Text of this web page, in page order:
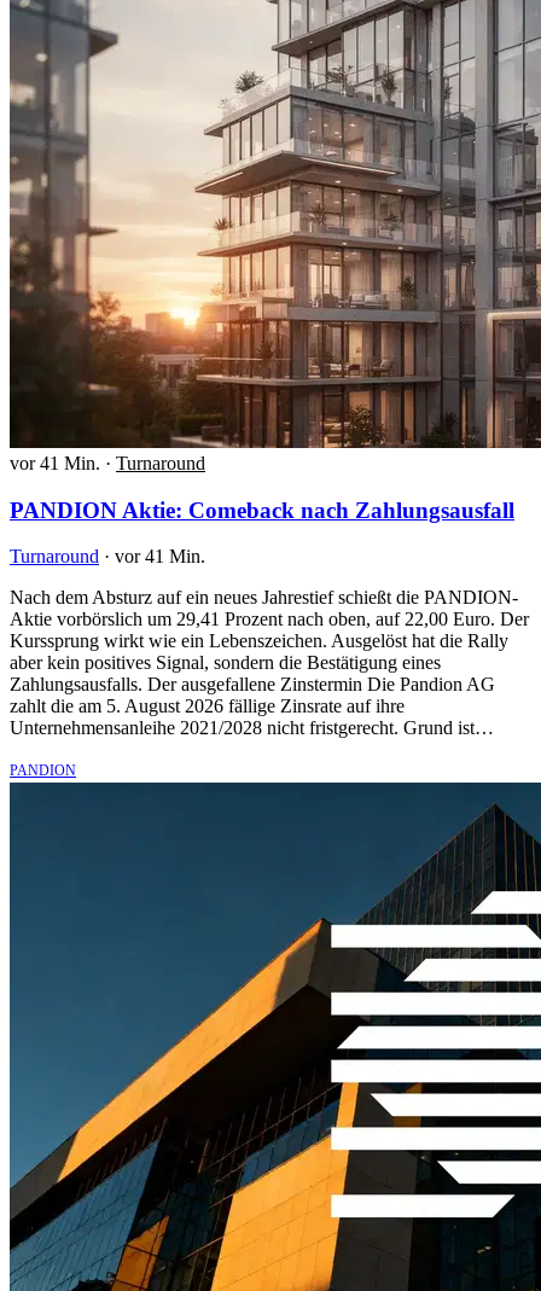
vor 41 Min. · Turnaround
PANDION Aktie: Comeback nach Zahlungsausfall
Turnaround · vor 41 Min.
Nach dem Absturz auf ein neues Jahrestief schießt die PANDION-
Aktie vorbörslich um 29,41 Prozent nach oben, auf 22,00 Euro. Der
Kurssprung wirkt wie ein Lebenszeichen. Ausgelöst hat die Rally
aber kein positives Signal, sondern die Bestätigung eines
Zahlungsausfalls. Der ausgefallene Zinstermin Die Pandion AG
zahlt die am 5. August 2026 fällige Zinsrate auf ihre
Unternehmensanleihe 2021/2028 nicht fristgerecht. Grund ist…
PANDION